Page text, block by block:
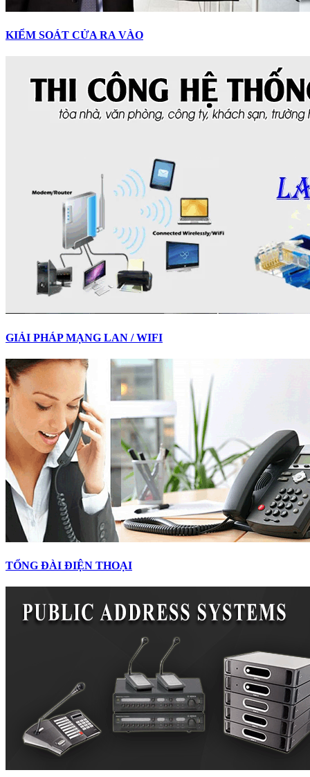
KIỂM SOÁT CỬA RA VÀO
GIẢI PHÁP MẠNG LAN / WIFI
TỔNG ĐÀI ĐIỆN THOẠI